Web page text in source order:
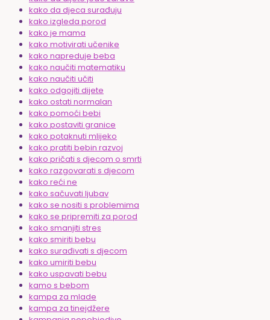
kako da djeca surađuju
kako izgleda porod
kako je mama
kako motivirati učenike
kako napreduje beba
kako naučiti matematiku
kako naučiti učiti
kako odgojiti dijete
kako ostati normalan
kako pomoći bebi
kako postaviti granice
kako potaknuti mlijeko
kako pratiti bebin razvoj
kako pričati s djecom o smrti
kako razgovarati s djecom
kako reći ne
kako sačuvati ljubav
kako se nositi s problemima
kako se pripremiti za porod
kako smanjiti stres
kako smiriti bebu
kako surađivati s djecom
kako umiriti bebu
kako uspavati bebu
kamo s bebom
kampa za mlade
kampa za tinejdžere